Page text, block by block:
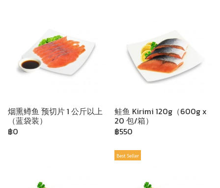
烟熏鳟鱼 预切片 1 公斤以上
（蓝袋装）
฿0
鲑鱼 Kirimi 120g（600g x
20 包/箱）
฿550
Best Seller